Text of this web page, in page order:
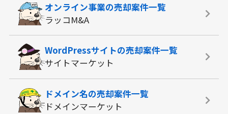
オンライン事業の売却案件一覧
ラッコM&A
WordPressサイトの売却案件一覧
サイトマーケット
ドメイン名の売却案件一覧
ドメインマーケット